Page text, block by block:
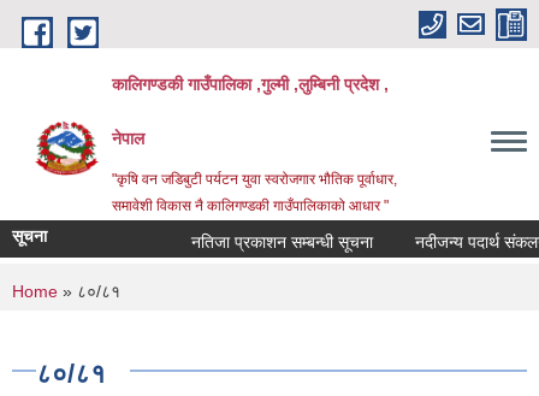
Skip to main content
कालिगण्डकी गाउँपालिका ,गुल्मी ,लुम्बिनी प्रदेश ,
नेपाल
"कृषि वन जडिबुटी पर्यटन युवा स्वरोजगार भौतिक पूर्वाधार,
समावेशी विकास नै कालिगण्डकी गाउँपालिकाको आधार "
सूचना नतिजा प्रकाशन सम्बन्धी सूचना नदीजन्य पदार्थ संकलन
You are here
Home » ८०/८१
८०/८१